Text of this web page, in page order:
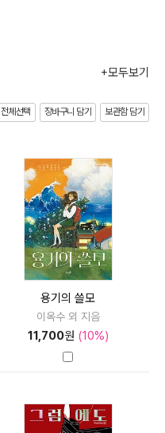
+모두보기
전체선택 장바구니 담기 보관함 담기
용기의 쓸모
이옥수 외 지음
11,700원 (10%)